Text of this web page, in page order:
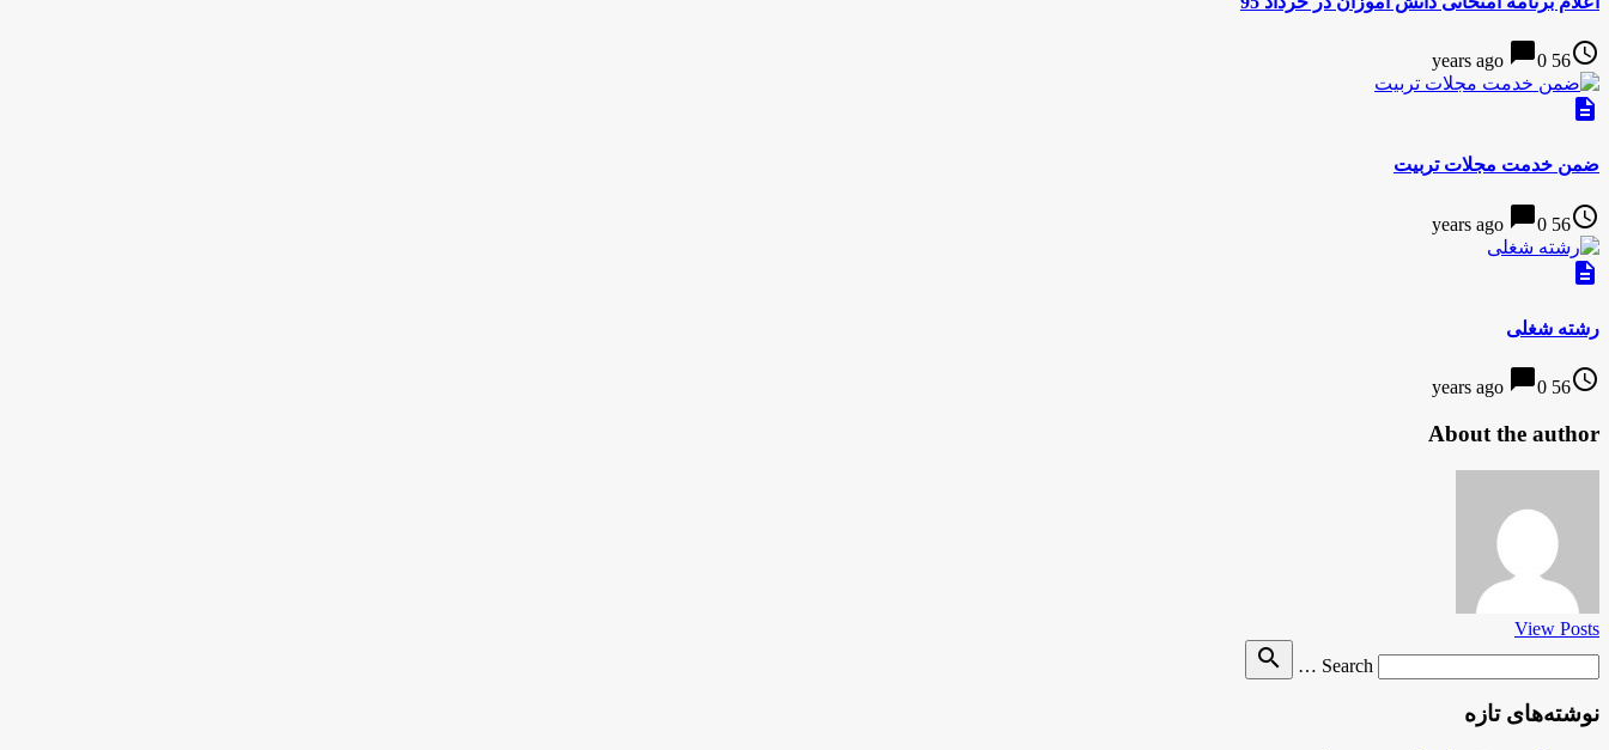
access_time
56 years ago
chat_bubble0
description
ضمن خدمت مجلات تربیت
access_time
56 years ago
chat_bubble0
description
رشته شغلی
access_time
56 years ago
chat_bubble0
About the author
View Posts
Search …
search
نوشته‌های تازه